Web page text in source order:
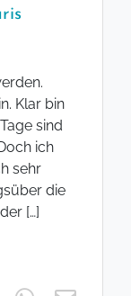
Klar bin
sind
ich
sehr
die
[…]